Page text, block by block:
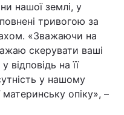
нашої землі, у
тривогою за
«Зважаючи на
скерувати ваші
відповідь на її
у нашому
материнську опіку», –